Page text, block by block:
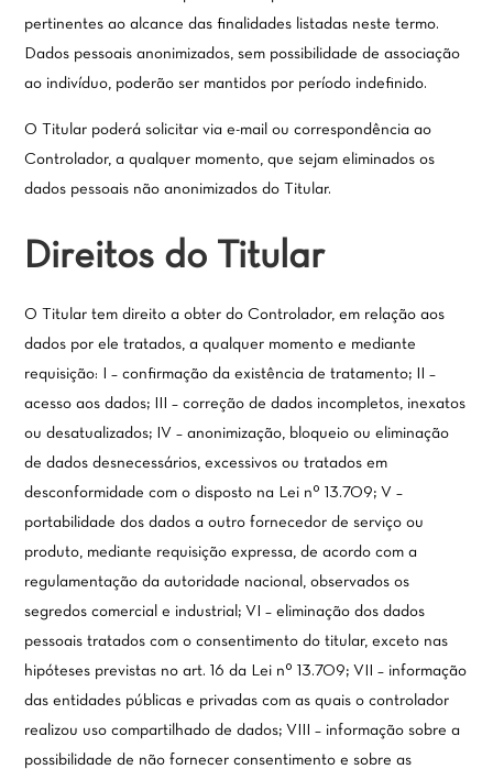
pertinentes ao alcance das finalidades listadas neste termo.
Dados pessoais anonimizados, sem possibilidade de associação
ao indivíduo, poderão ser mantidos por período indefinido.
O Titular poderá solicitar via e-mail ou correspondência ao
Controlador, a qualquer momento, que sejam eliminados os
dados pessoais não anonimizados do Titular.
Direitos do Titular
O Titular tem direito a obter do Controlador, em relação aos
dados por ele tratados, a qualquer momento e mediante
requisição: I – confirmação da existência de tratamento; II –
acesso aos dados; III – correção de dados incompletos, inexatos
ou desatualizados; IV – anonimização, bloqueio ou eliminação
de dados desnecessários, excessivos ou tratados em
desconformidade com o disposto na Lei nº 13.709; V –
portabilidade dos dados a outro fornecedor de serviço ou
produto, mediante requisição expressa, de acordo com a
regulamentação da autoridade nacional, observados os
segredos comercial e industrial; VI – eliminação dos dados
pessoais tratados com o consentimento do titular, exceto nas
hipóteses previstas no art. 16 da Lei nº 13.709; VII – informação
das entidades públicas e privadas com as quais o controlador
realizou uso compartilhado de dados; VIII – informação sobre a
possibilidade de não fornecer consentimento e sobre as